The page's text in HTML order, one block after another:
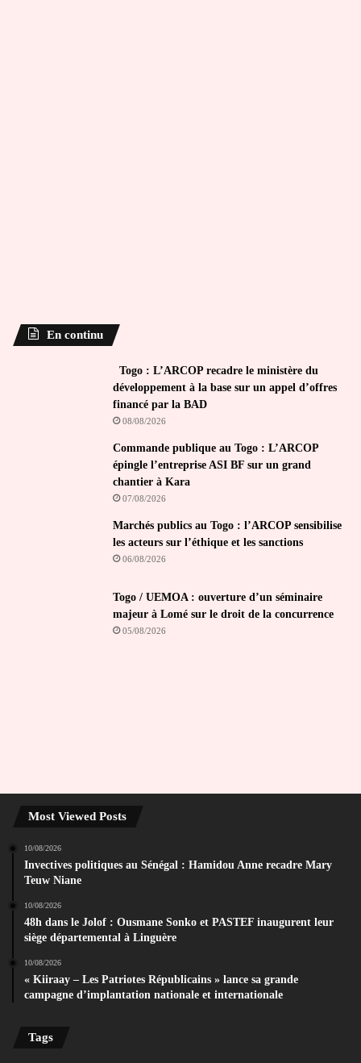
En continu
Togo : L’ARCOP recadre le ministère du
développement à la base sur un appel d’offres
financé par la BAD
08/08/2026
Commande publique au Togo : L’ARCOP
épingle l’entreprise ASI BF sur un grand
chantier à Kara
07/08/2026
Marchés publics au Togo : l’ARCOP sensibilise
les acteurs sur l’éthique et les sanctions
06/08/2026
Togo / UEMOA : ouverture d’un séminaire
majeur à Lomé sur le droit de la concurrence
05/08/2026
Most Viewed Posts
10/08/2026
Invectives politiques au Sénégal : Hamidou Anne recadre Mary
Teuw Niane
10/08/2026
48h dans le Jolof : Ousmane Sonko et PASTEF inaugurent leur
siège départemental à Linguère
10/08/2026
« Kiiraay – Les Patriotes Républicains » lance sa grande
campagne d’implantation nationale et internationale
Tags